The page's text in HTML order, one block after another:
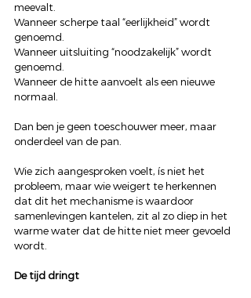
meevalt.
Wanneer scherpe taal “eerlijkheid” wordt
genoemd.
Wanneer uitsluiting “noodzakelijk” wordt
genoemd.
Wanneer de hitte aanvoelt als een nieuwe
normaal.
Dan ben je geen toeschouwer meer, maar
onderdeel van de pan.
Wie zich aangesproken voelt, ís niet het
probleem, maar wie weigert te herkennen
dat dit het mechanisme is waardoor
samenlevingen kantelen, zit al zo diep in het
warme water dat de hitte niet meer gevoeld
wordt.
De tijd dringt